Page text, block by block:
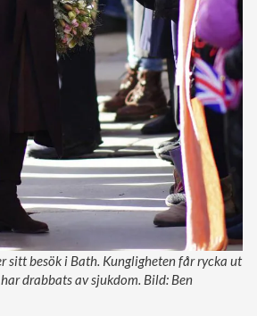
sitt besök i Bath. Kungligheten får rycka ut
drabbats av sjukdom. Bild: Ben